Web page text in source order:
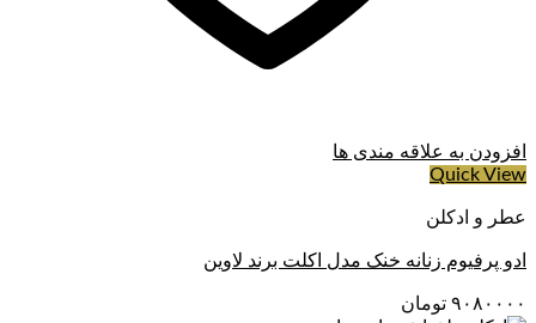
این ترکیب نت‌های ادوپرفیوم خنک و تلخ مردانه ژک ساف باعث
می‌شود که ادکلن خنک و تلخ مردانه ژک ساف تجربه‌ای چندلایه و
نت‌های میانی: ریحان، چوب سدر، مریم گلی و علف وتیور
نت‌های پایانی: گل لادن، پاتچولی، عنبر، چوب عود و صمغ.
افزودن به علاقه مندی ها
Quick View
عطر و ادکلن
ادو پرفیوم زنانه خنک مدل اکلت برند لاوین
۹۰۸۰۰۰۰ تومان